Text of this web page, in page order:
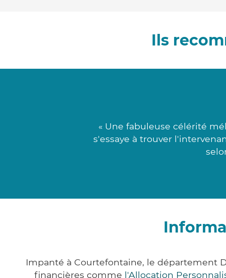
Ils
« Une fabuleuse célérité
s'essaye à trouver
Impanté à Courtefontaine, le département
financières comme l'Allocation